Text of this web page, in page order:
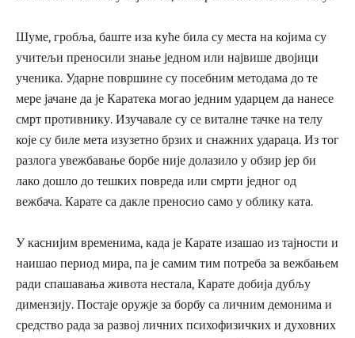
Шуме, гробља, баште иза куће била су места на којима су
учитељи преносили знање једном или највише двојици
ученика. Ударне површине су посебним методама до те
мере јачане да је Каратека могао једним ударцем да нанесе
смрт противнику. Изучавале су се виталне тачке на телу
које су биле мета изузетно брзих и снажних удараца. Из тог
разлога увежбавање борбе није долазило у обзир јер би
лако дошло до тешких повреда или смрти једног од
вежбача. Карате са дакле преносио само у облику ката.
У каснијим временима, када је Карате изашао из тајности и
наишао период мира, па је самим тим потреба за вежбањем
ради спашавања живота нестала, Карате добија дубљу
димензију. Постаје оружје за борбу са личним демонима и
средство рада за развој личних психофизичких и духовних